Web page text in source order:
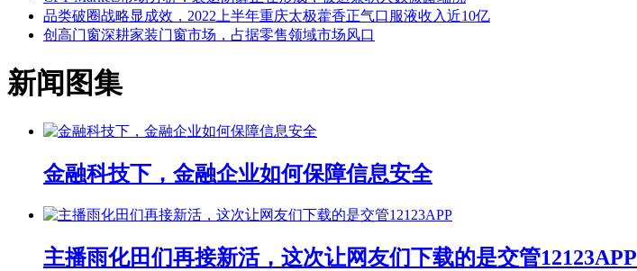
品类破圈战略显成效，2022上半年重庆太极藿香正气口服液收入近10亿
创高门窗深耕家装门窗市场，占据零售领域市场风口
新闻图集
金融科技下，金融企业如何保障信息安全
主播雨化田们再接新活，这次让网友们下载的是交管12123APP